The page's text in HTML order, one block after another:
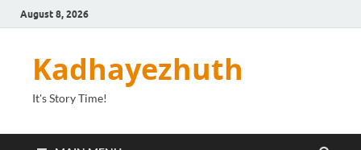
August 8, 2026
Kadhayezhuth
It's Story Time!